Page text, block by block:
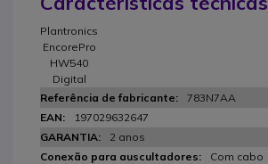
Plantronics
EncorePro
HW540
Digital
783N7AA
197029632647
2 anos
Com cabo